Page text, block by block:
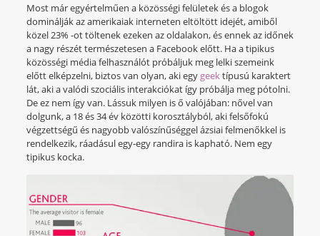
Most már egyértelműen a közösségi felületek és a blogok
dominálják az amerikaiak interneten eltöltött idejét, amiből
közel 23% -ot töltenek ezeken az oldalakon, és ennek az időnek
a nagy részét természetesen a Facebook előtt. Ha a tipikus
közösségi média felhasználót próbáljuk meg lelki szemeink
előtt elképzelni, biztos van olyan, aki egy geektípusú karaktert
lát, aki a valódi szociális interakciókat így próbálja meg pótolni.
De ez nem így van. Lássuk milyen is ő valójában: nővel van
dolgunk, a 18 és 34 év közötti korosztályból, aki felsőfokú
végzettségű és nagyobb valószínűséggel ázsiai felmenőkkel is
rendelkezik, ráadásul egy-egy randira is kapható. Nem egy
tipikus kocka.